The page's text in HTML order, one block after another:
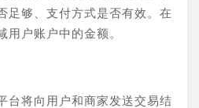
足够、支付方式是否有效。在
用户账户中的金额。
台将向用户和商家发送交易结